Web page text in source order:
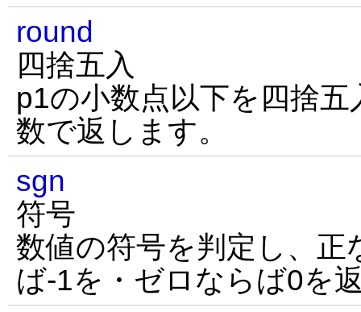
round
四捨五入
p1の小数点以下を四捨
数で返します。
sgn
符号
数値の符号を判定し、正
ば-1を・ゼロならば0を